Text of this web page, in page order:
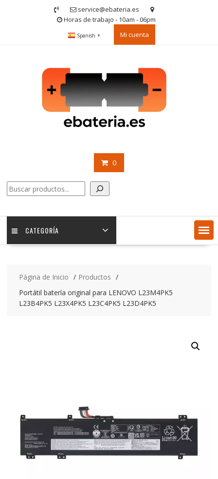
service@ebateria.es
Horas de trabajo - 10am - 06pm
Spanish ▼ Mi cuenta
0
Buscar
CATEGORÍA
Página de Inicio
Productos
Portátil batería original para LENOVO L23M4PK5
L23B4PK5 L23X4PK5 L23C4PK5 L23D4PK5